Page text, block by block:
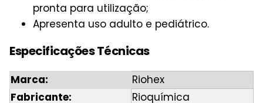
pronta para utilização;
Apresenta uso adulto e pediátrico.
Especificações Técnicas
Marca:
Riohex
Fabricante:
Rioquímica